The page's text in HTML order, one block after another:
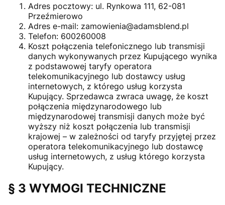
Adres pocztowy: ul. Rynkowa 111, 62-081
Przeźmierowo
Adres e-mail: zamowienia@adamsblend.pl
Telefon: 600260008
Koszt połączenia telefonicznego lub transmisji
danych wykonywanych przez Kupującego wynika
z podstawowej taryfy operatora
telekomunikacyjnego lub dostawcy usług
internetowych, z którego usług korzysta
Kupujący. Sprzedawca zwraca uwagę, że koszt
połączenia międzynarodowego lub
międzynarodowej transmisji danych może być
wyższy niż koszt połączenia lub transmisji
krajowej – w zależności od taryfy przyjętej przez
operatora telekomunikacyjnego lub dostawcę
usług internetowych, z usług którego korzysta
Kupujący.
§ 3 WYMOGI TECHNICZNE